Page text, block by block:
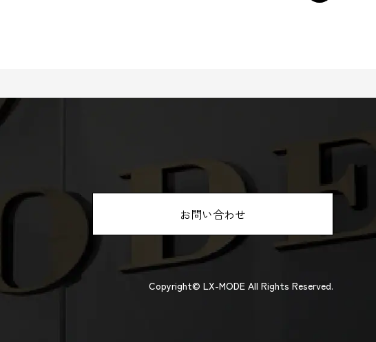
お問い合わせ
Copyright© LX-MODE All Rights Reserved.